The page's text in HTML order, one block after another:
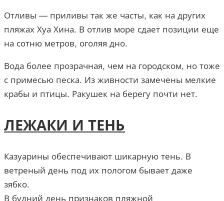
Отливы — приливы так же часты, как на других
пляжах Хуа Хина. В отлив море сдает позиции еще
на сотню метров, оголяя дно.
Вода более прозрачная, чем на городском, но тоже
с примесью песка. Из живности замечены мелкие
крабы и птицы. Ракушек на берегу почти нет.
ЛЕЖАКИ И ТЕНЬ
Казуарины обеспечивают шикарную тень. В
ветреный день под их пологом бывает даже
зябко.
В будний день признаков пляжной